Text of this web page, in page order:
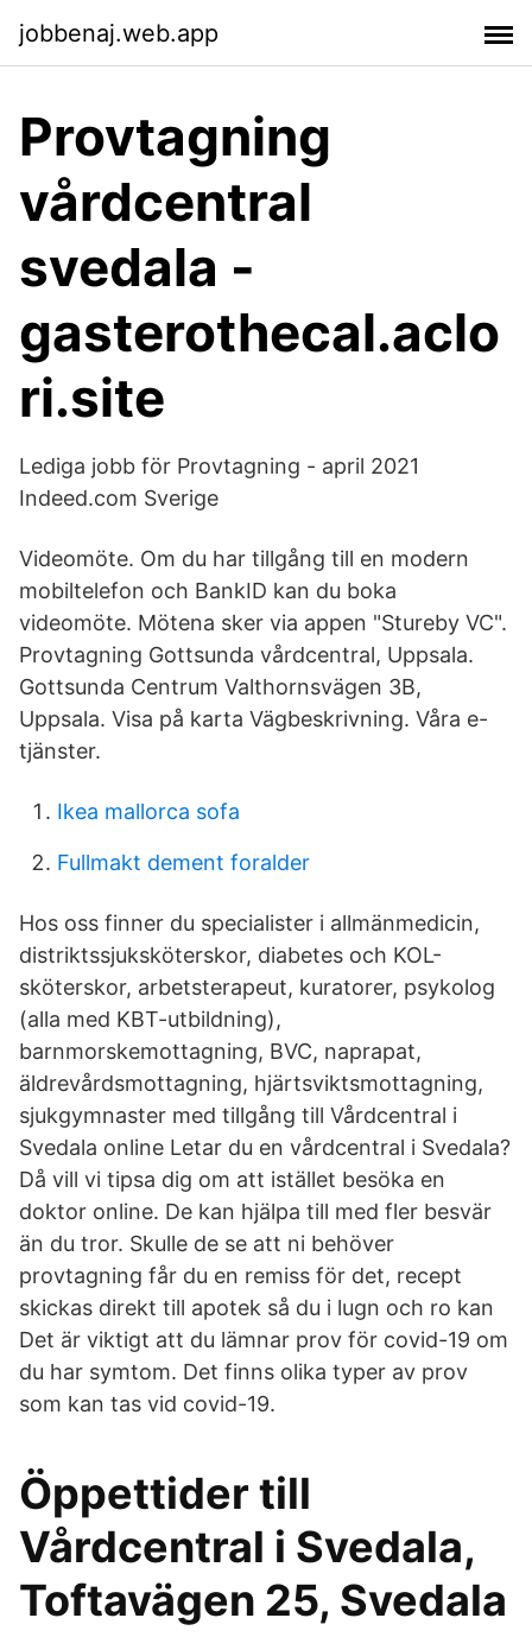
jobbenaj.web.app
Provtagning
vårdcentral
svedala -
gasterothecal.aclo
ri.site
Lediga jobb för Provtagning - april 2021
Indeed.com Sverige
Videomöte. Om du har tillgång till en modern
mobiltelefon och BankID kan du boka
videomöte. Mötena sker via appen "Stureby VC".
Provtagning Gottsunda vårdcentral, Uppsala.
Gottsunda Centrum Valthornsvägen 3B,
Uppsala. Visa på karta Vägbeskrivning. Våra e-
tjänster.
Ikea mallorca sofa
Fullmakt dement foralder
Hos oss finner du specialister i allmänmedicin,
distriktssjuksköterskor, diabetes och KOL-
sköterskor, arbetsterapeut, kuratorer, psykolog
(alla med KBT-utbildning),
barnmorskemottagning, BVC, naprapat,
äldrevårdsmottagning, hjärtsviktsmottagning,
sjukgymnaster med tillgång till Vårdcentral i
Svedala online Letar du en vårdcentral i Svedala?
Då vill vi tipsa dig om att istället besöka en
doktor online. De kan hjälpa till med fler besvär
än du tror. Skulle de se att ni behöver
provtagning får du en remiss för det, recept
skickas direkt till apotek så du i lugn och ro kan
Det är viktigt att du lämnar prov för covid-19 om
du har symtom. Det finns olika typer av prov
som kan tas vid covid-19.
Öppettider till
Vårdcentral i Svedala,
Toftavägen 25, Svedala